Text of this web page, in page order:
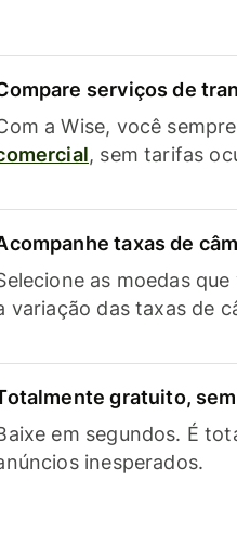
serviços de
a Wise, você
, sem tarifas
taxas de
as moedas
variação das taxas de
gratuito,
em segundos. É
inesperados.